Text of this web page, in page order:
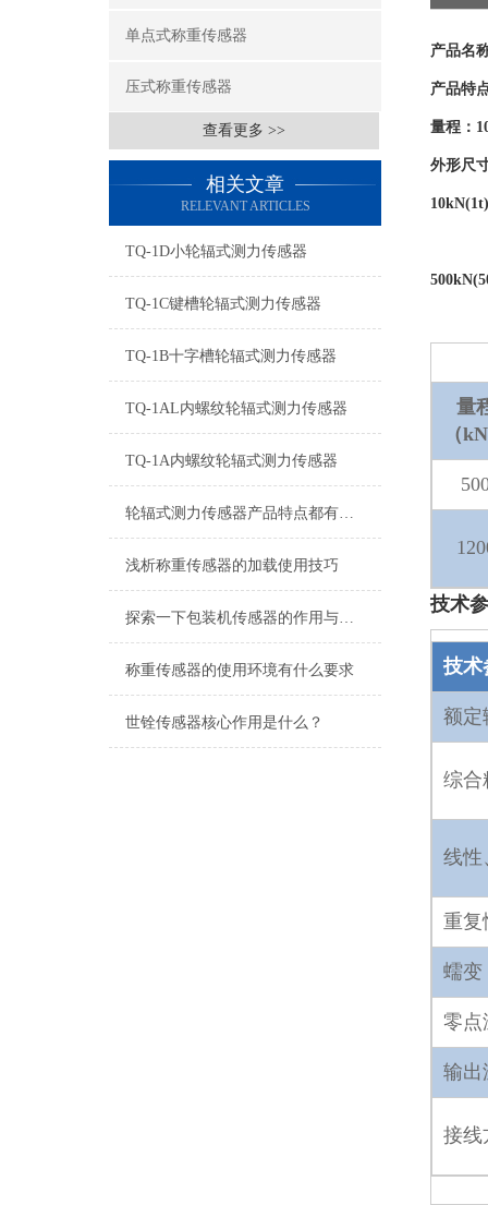
单点式称重传感器
压式称重传感器
查看更多 >>
相关文章
RELEVANT ARTICLES
TQ-1D小轮辐式测力传感器
TQ-1C键槽轮辐式测力传感器
TQ-1B十字槽轮辐式测力传感器
TQ-1AL内螺纹轮辐式测力传感器
TQ-1A内螺纹轮辐式测力传感器
轮辐式测力传感器产品特点都有哪些？
浅析称重传感器的加载使用技巧
探索一下包装机传感器的作用与原理
称重传感器的使用环境有什么要求
世铨传感器核心作用是什么？
产品名
产品特
量程：
外形尺
量
（
技术
技术
额定
综合
线性
重复
蠕变
零点
输出
接线